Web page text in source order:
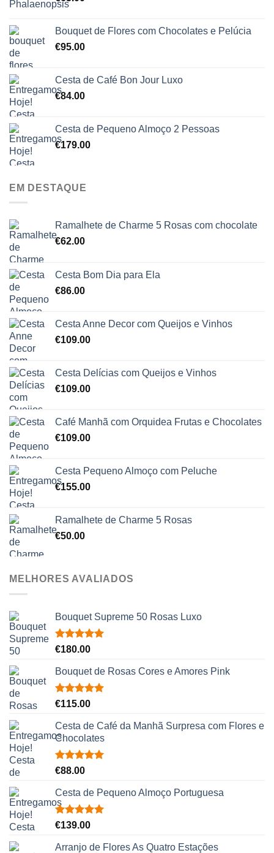
Bouquet de Flores com Chocolates e Pelúcia
€95.00
Cesta de Café Bon Jour Luxo
€84.00
Cesta de Pequeno Almoço 2 Pessoas
€179.00
EM DESTAQUE
Ramalhete de Charme 5 Rosas com chocolate
€62.00
Cesta Bom Dia para Ela
€86.00
Cesta Anne Decor com Queijos e Vinhos
€109.00
Cesta Delícias com Queijos e Vinhos
€109.00
Café Manhã com Orquidea Frutas e Chocolates
€109.00
Cesta Pequeno Almoço com Peluche
€155.00
Ramalhete de Charme 5 Rosas
€50.00
MELHORES AVALIADOS
Bouquet Supreme 50 Rosas Luxo
Avaliação
€180.00
Bouquet de Rosas Cores e Amores Pink
Avaliação
€115.00
Cesta de Café da Manhã Surpresa com Flores e
Chocolates
Avaliação
€88.00
Cesta de Pequeno Almoço Portuguesa
Avaliação
€139.00
Arranjo de Flores As Quatro Estações